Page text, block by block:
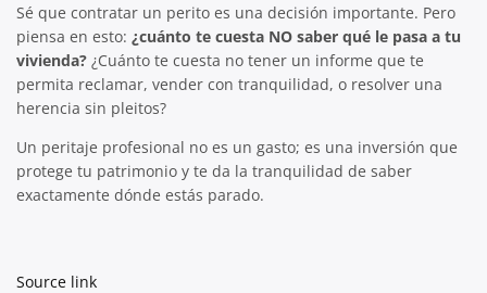
Sé que contratar un perito es una decisión importante. Pero
piensa en esto: ¿cuánto te cuesta NO saber qué le pasa a tu
vivienda? ¿Cuánto te cuesta no tener un informe que te
permita reclamar, vender con tranquilidad, o resolver una
herencia sin pleitos?
Un peritaje profesional no es un gasto; es una inversión que
protege tu patrimonio y te da la tranquilidad de saber
exactamente dónde estás parado.
Source link